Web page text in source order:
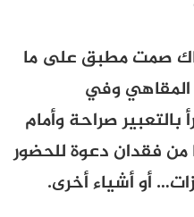
صمت مطبق على ما
وفي
بالتعبير صراحة وأمام
من فقدان دعوة للحضور
أو أشياء أخرى.